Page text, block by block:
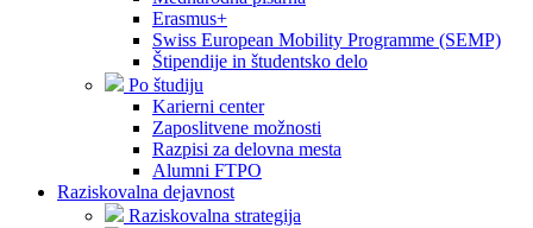
Erasmus+
Swiss European Mobility Programme (SEMP)
Štipendije in študentsko delo
Po študiju
Karierni center
Zaposlitvene možnosti
Razpisi za delovna mesta
Alumni FTPO
Raziskovalna dejavnost
Raziskovalna strategija